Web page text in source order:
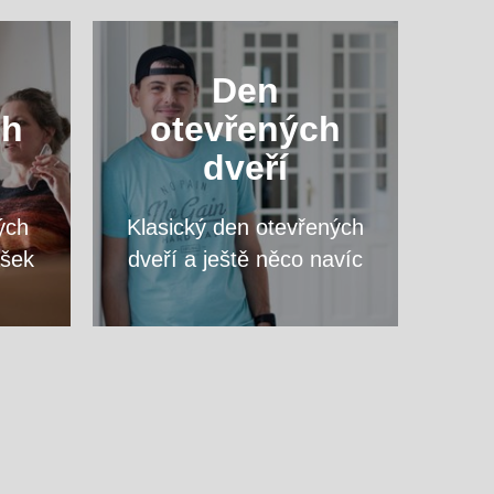
Den
otevřených
dveří
Klasický den otevřených
dveří a ještě něco navíc
Navštivte nás a zeptejte se
na cokoliv, co vás zajímá,
přímo vyučujících svého
vysněného programu.
VÍCE